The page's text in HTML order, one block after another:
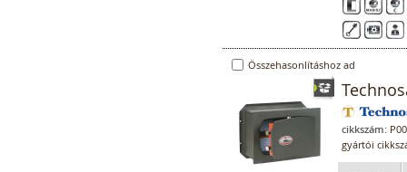
Összehasonlításhoz ad
cikkszám:
gyártói